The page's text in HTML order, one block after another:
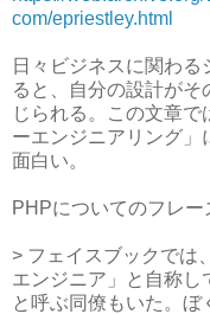
com/epriestley.html
日々ビジネスに関わ
ると、自分の設計が
じられる。この文章
ーエンジニアリング」
面白い。
PHPについてのフレー
> フェイスブックでは
エンジニア」と自称し
と呼ぶ同僚もいた。ぼ